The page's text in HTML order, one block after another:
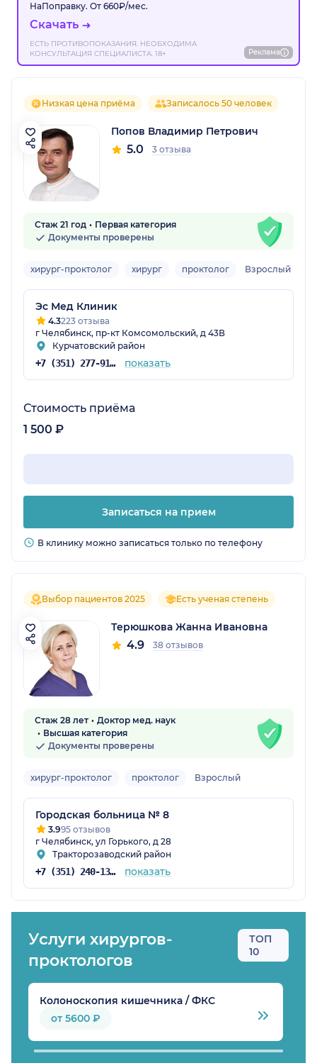
НаПоправку. От 660₽/мес.
Скачать
ЕСТЬ ПРОТИВОПОКАЗАНИЯ. НЕОБХОДИМА
КОНСУЛЬТАЦИЯ СПЕЦИАЛИСТА. 18+
Реклама
Низкая цена приёма Записалось 50 человек
Попов Владимир Петрович
5.0 3 отзыва
Стаж 21 год
Первая категория
Документы проверены
хирург-проктолог хирург проктолог Взрослый
Эс Мед Клиник
4.3223 отзыва
г Челябинск, пр-кт Комсомольский, д 43В
Курчатовский район
+7 (351) 277-91-64 показать
Стоимость приёма
1 500 ₽
Записаться на прием
В клинику можно записаться только по телефону
Выбор пациентов 2025 Есть ученая степень
Терюшкова Жанна Ивановна
4.9 38 отзывов
Стаж 28 лет
Доктор мед. наук
Высшая категория
Документы проверены
хирург-проктолог проктолог Взрослый
Городская больница № 8
3.995 отзывов
г Челябинск, ул Горького, д 28
Тракторозаводский район
+7 (351) 240-13-13 показать
Услуги хирургов-
проктологов
ТОП
10
Колоноскопия кишечника / ФКС
от 5600 ₽